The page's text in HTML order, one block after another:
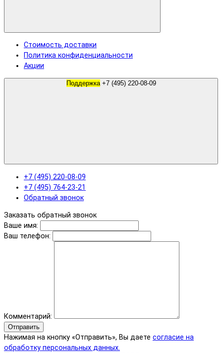
Стоимость доставки
Политика конфиденциальности
Акции
Поддержка +7 (495) 220-08-09
+7 (495) 220-08-09
+7 (495) 764-23-21
Обратный звонок
Заказать обратный звонок
Ваше имя:
Ваш телефон:
Комментарий:
Отправить
Нажимая на кнопку «Отправить», Вы даете согласие на
обработку персональных данных.